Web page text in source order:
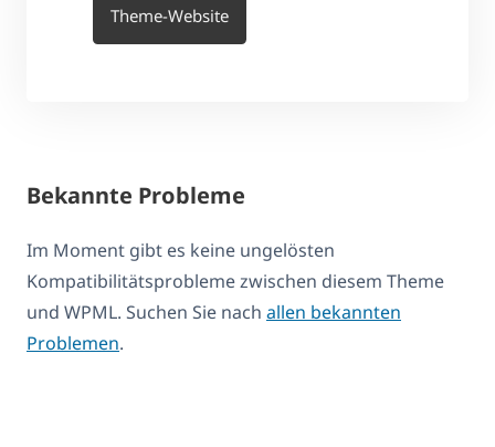
Theme-Website
Bekannte Probleme
Im Moment gibt es keine ungelösten
Kompatibilitätsprobleme zwischen diesem Theme
und WPML. Suchen Sie nach allen bekannten
Problemen.